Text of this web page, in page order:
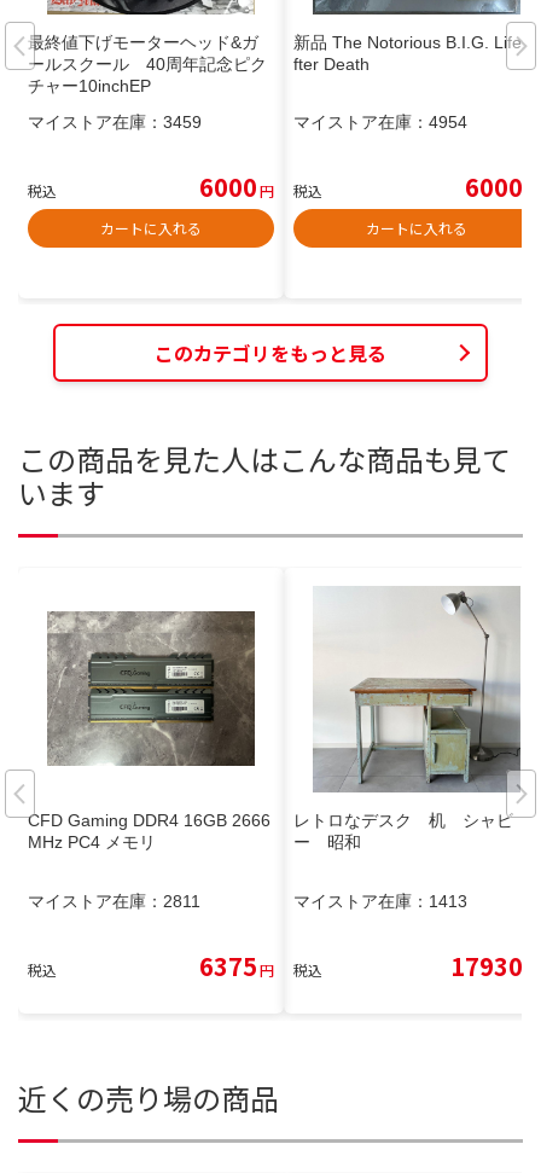
最終値下げモーターヘッド&ガ
ールスクール 40周年記念ピク
チャー10inchEP
マイストア在庫： 3459
税込 6000円
カートに入れる
新品 The Notorious B.I.G. Life A
fter Death
マイストア在庫： 4954
税込 6000
カートに入れる
このカテゴリをもっと見る
この商品を見た人はこんな商品も見て
います
CFD Gaming DDR4 16GB 2666
MHz PC4 メモリ
マイストア在庫： 2811
税込 6375円
レトロなデスク 机 シャビ
ー 昭和
マイストア在庫： 1413
税込 17930
近くの売り場の商品